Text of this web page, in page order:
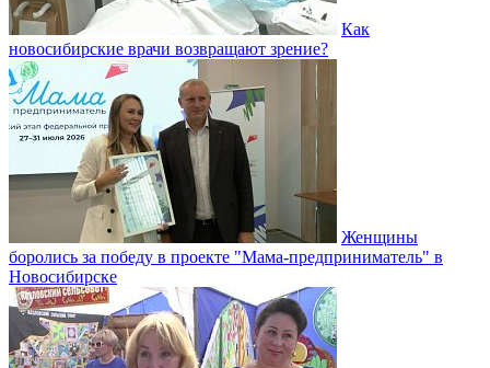
Как
новосибирские врачи возвращают зрение?
Женщины
боролись за победу в проекте "Мама-предприниматель" в
Новосибирске